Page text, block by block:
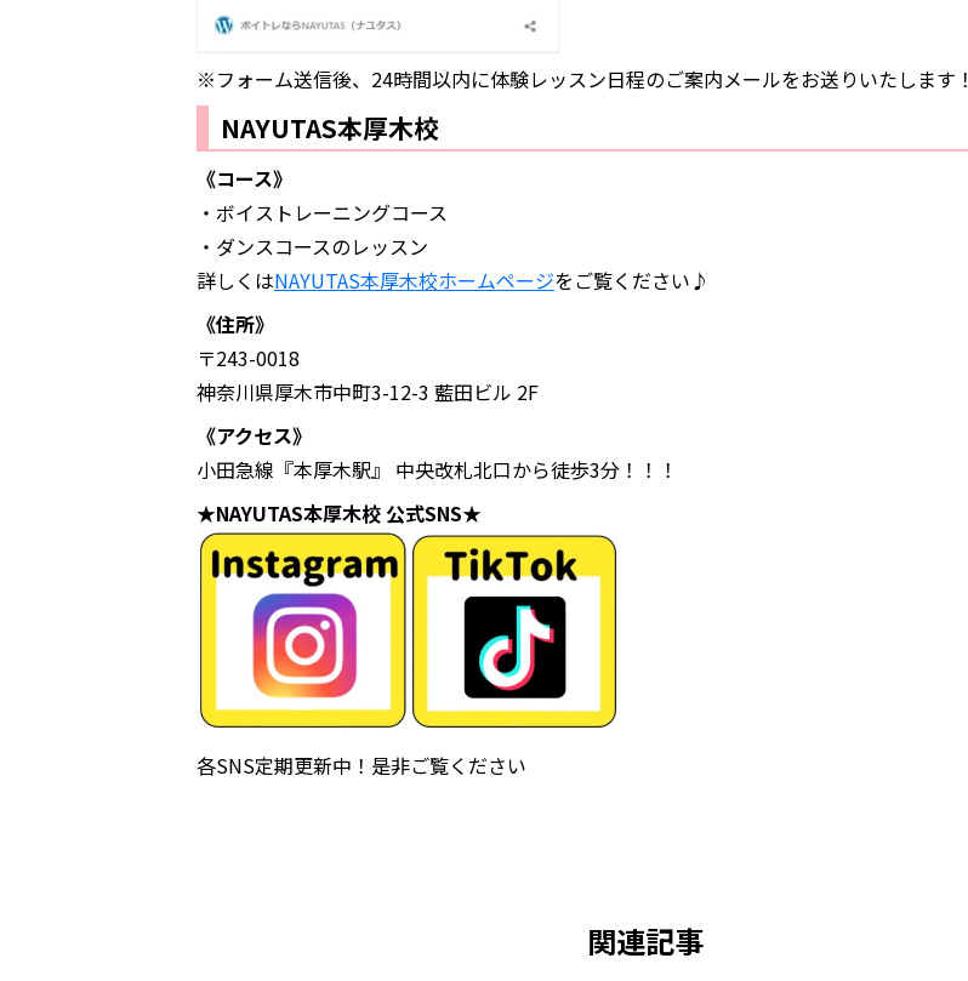
※フォーム送信後、24時間以内に体験レッスン日程のご案内メールをお送りいたします！
NAYUTAS本厚木校
《コース》
・ボイストレーニングコース
・ダンスコースのレッスン
詳しくはNAYUTAS本厚木校ホームページをご覧ください♪
《住所》
〒243-0018
神奈川県厚木市中町3-12-3 藍田ビル 2F
《アクセス》
小田急線『本厚木駅』 中央改札北口から徒歩3分！！！
★NAYUTAS本厚木校 公式SNS★
各SNS定期更新中！是非ご覧ください
関連記事